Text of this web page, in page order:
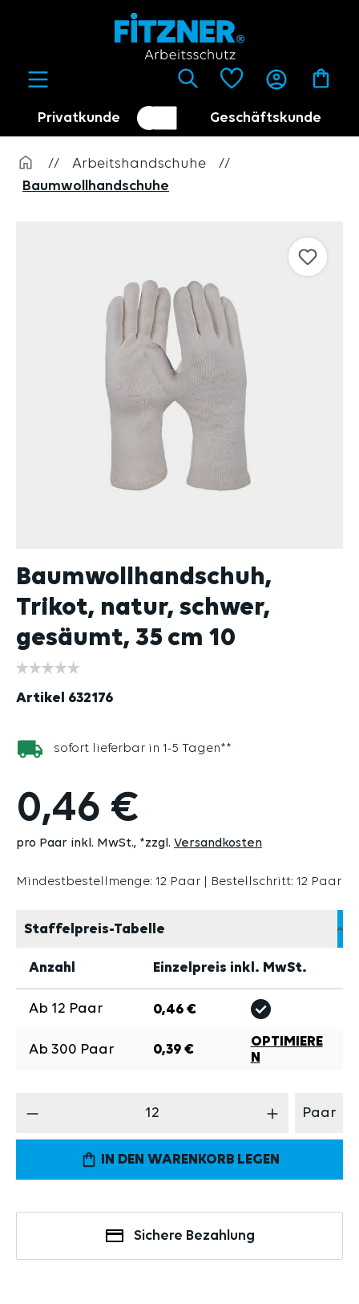
Privatkunde
Kundenumschalter
Geschäftskunde
Händler
// Arbeitshandschuhe
//
Baumwollhandschuhe
Baumwollhandschuh,
Trikot, natur, schwer,
gesäumt, 35 cm 10
Artikel 632176
sofort lieferbar in 1-5 Tagen**
0,46 €
pro Paar inkl. MwSt. *zzgl. Versandkosten
Mindestbestellmenge: 12 Paar | Bestellschritt: 12 Paar
Staffelpreis-Tabelle
Anzahl Einzelpreis inkl. MwSt.
Ab 12 Paar 0,46 €
Ab 300 Paar 0,39 €
OPTIMIERE
N
Produkt Anzahl: Gib den gewünschten
Paar
IN DEN WARENKORB LEGEN
Sichere Bezahlung